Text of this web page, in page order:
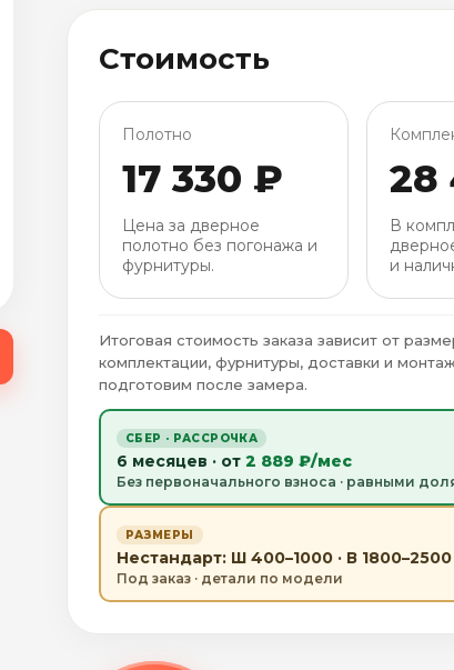
Стоимость
Полотно
17 330 ₽
Цена за дверное
полотно без погонажа и
фурнитуры.
28
В
и
Итоговая стоимость заказа зависит от
комплектации, фурнитуры, доставки и
подготовим после замера.
СБЕР · РАССРОЧКА
6 месяцев · от 2 889 ₽/мес
Без первоначального взноса · равными
РАЗМЕРЫ
Нестандарт: Ш 400–1000 · В 1800–2500
Под заказ · детали по модели